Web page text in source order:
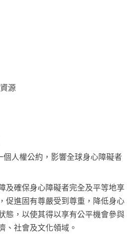
源
人權公約，影響全球身心障礙者
確保身心障礙者完全及平等地享
促進固有尊嚴受到尊重，降低身心
態，以使其得以享有公平機會參與
、社會及文化領域。